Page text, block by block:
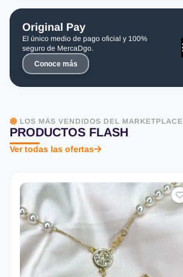
Original Pay
El único medio de pago oficial y 100%
seguro de MercaDgo.
Conoce más
LOS MÁS VENDIDOS DEL MARKETPLACE
PRODUCTOS FLASH
Ver todas las ofertas